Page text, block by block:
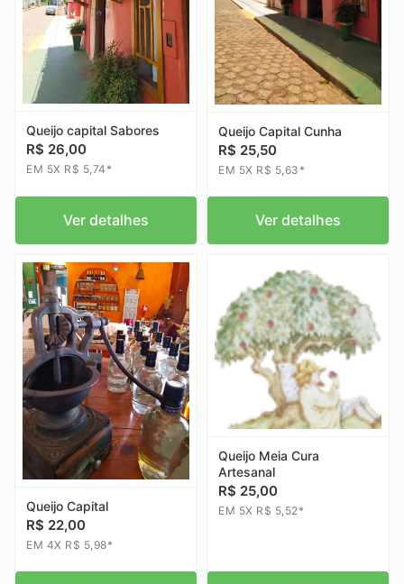
Queijo capital Sabores
R$ 26,00
EM 5X R$ 5,74*
Ver detalhes
Queijo Capital Cunha
R$ 25,50
EM 5X R$ 5,63*
Ver detalhes
Queijo Capital
R$ 22,00
EM 4X R$ 5,98*
Queijo Meia Cura
Artesanal
R$ 25,00
EM 5X R$ 5,52*